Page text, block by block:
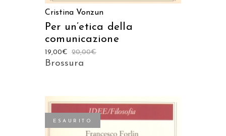
Cristina Vonzun
Per un’etica della
comunicazione
20,00€
19,00€
Brossura
ESAURITO